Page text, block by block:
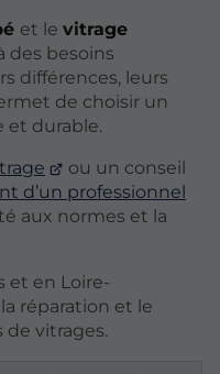
et le vitrage
des besoins
différences, leurs
de choisir un
et durable.
ou un conseil
d’un professionnel
aux normes et la
et en Loire-
réparation et le
vitrages.